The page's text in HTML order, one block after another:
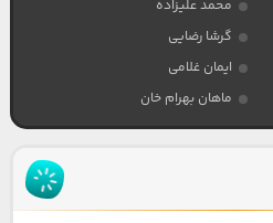
محمد علیزاده
گرشا رضایی
ایمان غلامی
ماهان بهرام خان